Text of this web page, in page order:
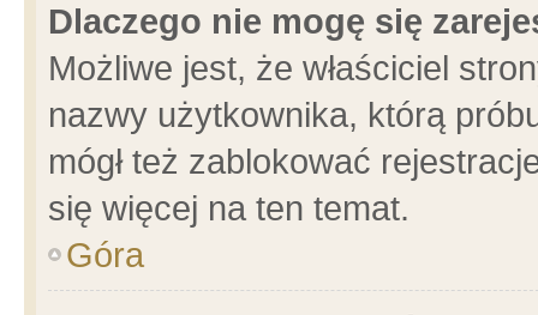
Dlaczego nie mogę się
Możliwe jest, że właściciel
nazwy użytkownika, którą
mógł też zablokować
się więcej na ten temat.
Góra